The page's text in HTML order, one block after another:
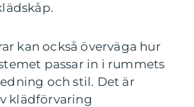
kan också överväga hur
passar in i rummets
och stil. Det är
klädförvaring